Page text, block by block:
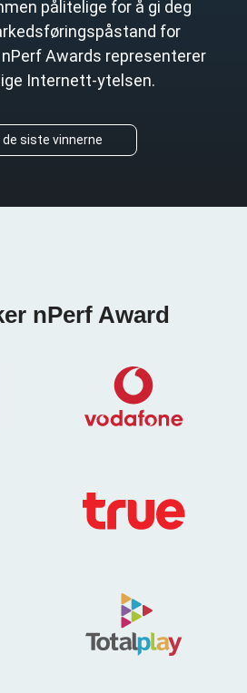
pålitelige for å gi deg
for
Awards representerer
Internett-ytelsen.
de siste vinnerne
nPerf Award